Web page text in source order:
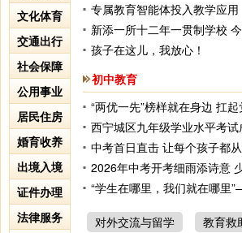
文化体育
交通出行
社会保障
公用事业
居民住房
婚育收养
出境入境
证件办理
法律服务
专属教育智能体投入教学应用
孩子在这儿，我放心！
初中教育
中考首日直击 让每个孩子都
对外交流与留学
教育救